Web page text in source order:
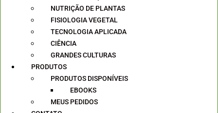
NUTRIÇÃO DE PLANTAS
FISIOLOGIA VEGETAL
TECNOLOGIA APLICADA
CIÊNCIA
GRANDES CULTURAS
PRODUTOS
PRODUTOS DISPONÍVEIS
EBOOKS
MEUS PEDIDOS